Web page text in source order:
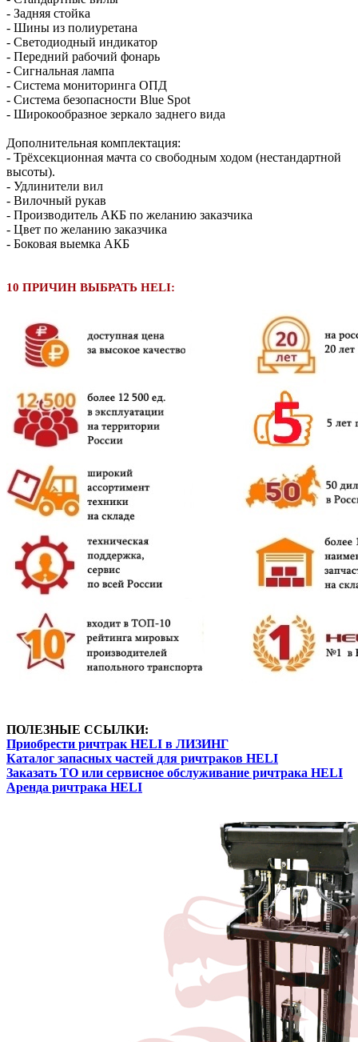
- Задняя стойка
- Шины из полиуретана
- Светодиодный индикатор
- Передний рабочий фонарь
- Сигнальная лампа
- Система мониторинга ОПД
- Система безопасности Blue Spot
- Широкообразное зеркало заднего вида
Дополнительная комплектация:
- Трёхсекционная мачта со свободным ходом (нестандартной
высоты).
- Удлинители вил
- Вилочный рукав
- Производитель АКБ по желанию заказчика
- Цвет по желанию заказчика
- Боковая выемка АКБ
10 ПРИЧИН ВЫБРАТЬ HELI:
ПОЛЕЗНЫЕ ССЫЛКИ:
Приобрести ричтрак HELI в ЛИЗИНГ
Каталог запасных частей для ричтраков HELI
Заказать ТО или сервисное обслуживание ричтрака HELI
Аренда ричтрака HELI